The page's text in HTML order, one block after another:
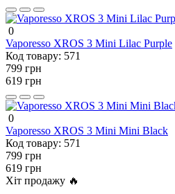
0
Vaporesso XROS 3 Mini Lilac Purple
Код товару: 571
799 грн
619 грн
0
Vaporesso XROS 3 Mini Mini Black
Код товару: 571
799 грн
619 грн
Хіт продажу 🔥